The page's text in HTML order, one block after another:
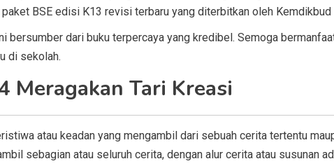
BSE edisi K13 revisi terbaru yang diterbitkan oleh Kemdikbud
bersumber dari buku terpercaya yang kredibel. Semoga
di sekolah.
Meragakan Tari Kreasi
atau keadan yang mengambil dari sebuah cerita tertentu
sebagian atau seluruh cerita, dengan alur cerita atau susunan